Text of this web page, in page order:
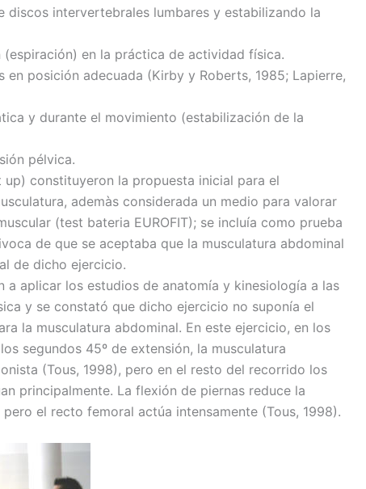
discos intervertebrales lumbares y estabilizando la
en la práctica de actividad física.
en posición adecuada (Kirby y Roberts, 1985; Lapierre,
y durante el movimiento (estabilización de la
pélvica.
constituyeron la propuesta inicial para el
ademàs considerada un medio para valorar
(test bateria EUROFIT); se incluía como prueba
de que se aceptaba que la musculatura abdominal
de dicho ejercicio.
a aplicar los estudios de anatomía y kinesiología a las
y se constató que dicho ejercicio no suponía el
la musculatura abdominal. En este ejercicio, en los
segundos 45º de extensión, la musculatura
(Tous, 1998), pero en el resto del recorrido los
principalmente. La flexión de piernas reduce la
el recto femoral actúa intensamente (Tous, 1998).